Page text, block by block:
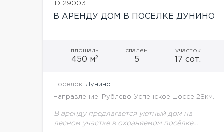
ID 29003
В АРЕНДУ ДОМ В ПОСЕЛКЕ ДУНИНО
площадь
450 м2
спален
5
участок
17 сот.
Посёлок: Дунино
Направление: Рублево-Успенское шоссе 28км.
В аренду предлагается уютный дом на
лесном участке в охраняемом посёлке